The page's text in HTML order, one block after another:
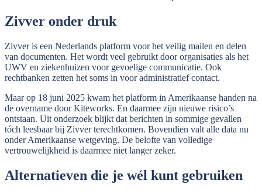
Zivver onder druk
Zivver is een Nederlands platform voor het veilig mailen en delen
van documenten. Het wordt veel gebruikt door organisaties als het
UWV en ziekenhuizen voor gevoelige communicatie. Ook
rechtbanken zetten het soms in voor administratief contact.
Maar op 18 juni 2025 kwam het platform in Amerikaanse handen na
de overname door Kiteworks. En daarmee zijn nieuwe risico’s
ontstaan. Uit onderzoek blijkt dat berichten in sommige gevallen
tóch leesbaar bij Zivver terechtkomen. Bovendien valt alle data nu
onder Amerikaanse wetgeving. De belofte van volledige
vertrouwelijkheid is daarmee niet langer zeker.
Alternatieven die je wél kunt gebruiken